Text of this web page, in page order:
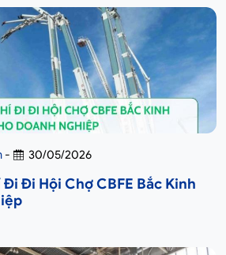
- 30/05/2026
Đi Đi Hội Chợ CBFE Bắc Kinh